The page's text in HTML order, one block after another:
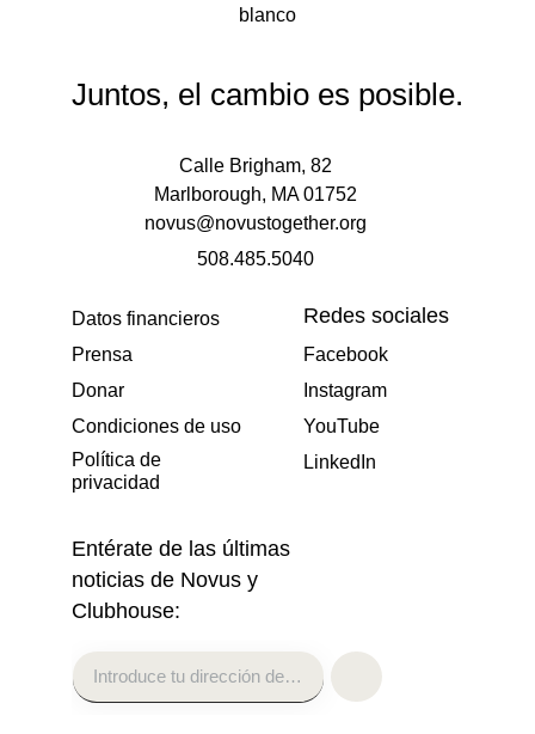
Juntos, el cambio es posible.
Calle Brigham, 82
Marlborough, MA 01752
novus@novustogether.org
508.485.5040
Datos financieros
Prensa
Donar
Condiciones de uso
Política de
privacidad
Redes sociales
Facebook
Instagram
YouTube
LinkedIn
Entérate de las últimas
noticias de Novus y
Clubhouse: